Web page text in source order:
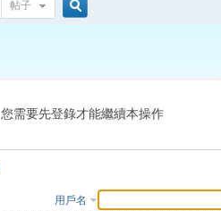
帖子
索
您需要先登錄才能繼續本操作
用戶名